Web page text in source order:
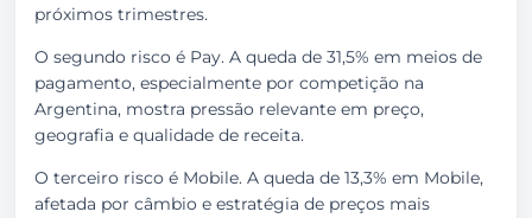
próximos trimestres.
O segundo risco é Pay. A queda de 31,5% em meios de
pagamento, especialmente por competição na
Argentina, mostra pressão relevante em preço,
geografia e qualidade de receita.
O terceiro risco é Mobile. A queda de 13,3% em Mobile,
afetada por câmbio e estratégia de preços mais